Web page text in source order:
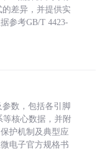
的差异，并提供实
参考GB/T 4423-
参数，包括各引脚
等核心数据，并附
护机制及典型应
电子官方规格书